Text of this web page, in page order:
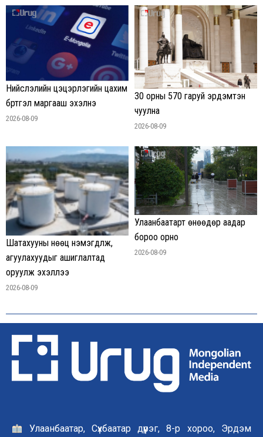
Нийслэлийн цэцэрлэгийн цахим
бүртгэл маргааш эхэлнэ
2026-08-09
30 орны 570 гаруй эрдэмтэн
чуулна
2026-08-09
Шатахууны нөөц нэмэгдүүлж,
агуулахуудыг ашиглалтад
оруулж эхэллээ
2026-08-09
Улаанбаатарт өнөөдөр аадар
бороо орно
2026-08-09
Улаанбаатар, Сүхбаатар дүүрэг, 8-р хороо, Эрдэм